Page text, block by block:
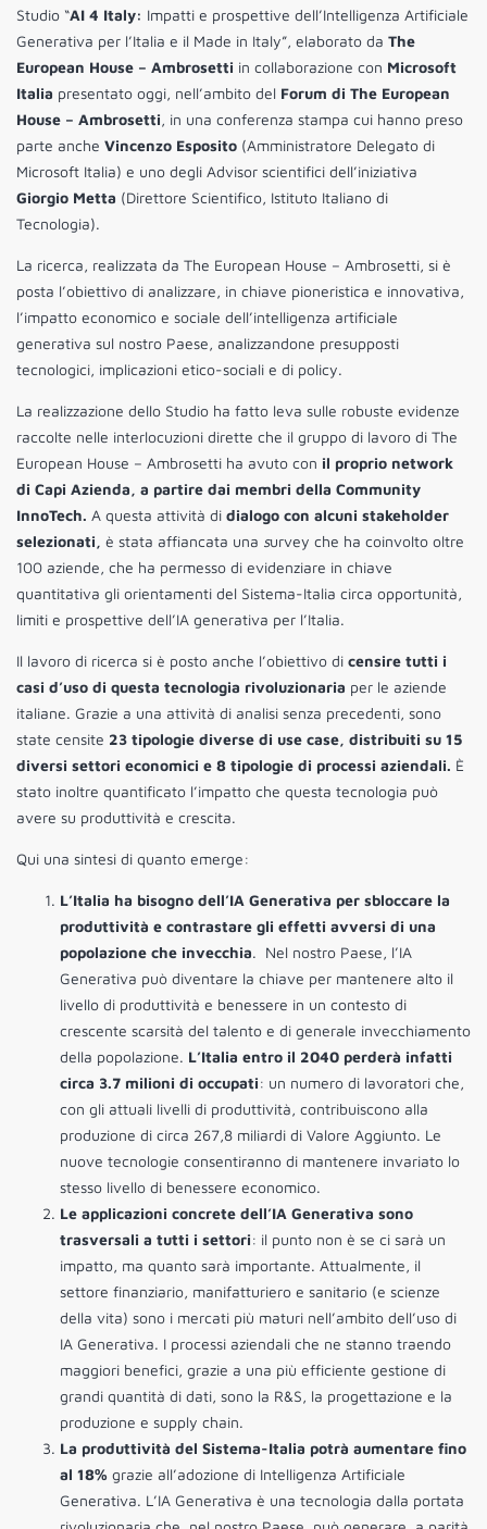
Studio “AI 4 Italy: Impatti e prospettive dell’Intelligenza Artificiale
Generativa per l’Italia e il Made in Italy”, elaborato da The
European House – Ambrosetti in collaborazione con Microsoft
Italia presentato oggi, nell’ambito del Forum di The European
House – Ambrosetti, in una conferenza stampa cui hanno preso
parte anche Vincenzo Esposito (Amministratore Delegato di
Microsoft Italia) e uno degli Advisor scientifici dell’iniziativa
Giorgio Metta (Direttore Scientifico, Istituto Italiano di
Tecnologia).
La ricerca, realizzata da The European House – Ambrosetti, si è
posta l’obiettivo di analizzare, in chiave pioneristica e innovativa,
l’impatto economico e sociale dell’intelligenza artificiale
generativa sul nostro Paese, analizzandone presupposti
tecnologici, implicazioni etico-sociali e di policy.
La realizzazione dello Studio ha fatto leva sulle robuste evidenze
raccolte nelle interlocuzioni dirette che il gruppo di lavoro di The
European House – Ambrosetti ha avuto con il proprio network
di Capi Azienda, a partire dai membri della Community
InnoTech. A questa attività di dialogo con alcuni stakeholder
selezionati, è stata affiancata una survey che ha coinvolto oltre
100 aziende, che ha permesso di evidenziare in chiave
quantitativa gli orientamenti del Sistema-Italia circa opportunità,
limiti e prospettive dell’IA generativa per l’Italia.
Il lavoro di ricerca si è posto anche l’obiettivo di censire tutti i
casi d’uso di questa tecnologia rivoluzionaria per le aziende
italiane. Grazie a una attività di analisi senza precedenti, sono
state censite 23 tipologie diverse di use case, distribuiti su 15
diversi settori economici e 8 tipologie di processi aziendali. È
stato inoltre quantificato l’impatto che questa tecnologia può
avere su produttività e crescita.
Qui una sintesi di quanto emerge:
L’Italia ha bisogno dell’IA Generativa per sbloccare la
produttività e contrastare gli effetti avversi di una
popolazione che invecchia. Nel nostro Paese, l’IA
Generativa può diventare la chiave per mantenere alto il
livello di produttività e benessere in un contesto di
crescente scarsità del talento e di generale invecchiamento
della popolazione. L’Italia entro il 2040 perderà infatti
circa 3.7 milioni di occupati: un numero di lavoratori che,
con gli attuali livelli di produttività, contribuiscono alla
produzione di circa 267,8 miliardi di Valore Aggiunto. Le
nuove tecnologie consentiranno di mantenere invariato lo
stesso livello di benessere economico.
Le applicazioni concrete dell’IA Generativa sono
trasversali a tutti i settori: il punto non è se ci sarà un
impatto, ma quanto sarà importante. Attualmente, il
settore finanziario, manifatturiero e sanitario (e scienze
della vita) sono i mercati più maturi nell’ambito dell’uso di
IA Generativa. I processi aziendali che ne stanno traendo
maggiori benefici, grazie a una più efficiente gestione di
grandi quantità di dati, sono la R&S, la progettazione e la
produzione e supply chain.
La produttività del Sistema-Italia potrà aumentare fino
al 18% grazie all’adozione di Intelligenza Artificiale
Generativa. L’IA Generativa è una tecnologia dalla portata